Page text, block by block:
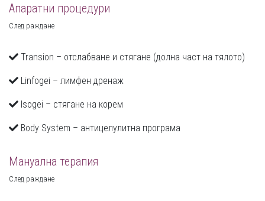
Апаратни процедури
След раждане
Transion – отслабване и стягане (долна част на тялото)
Linfogei – лимфен дренаж
Isogei – стягане на корем
Body System – антицелулитна програма
Мануална терапия
След раждане